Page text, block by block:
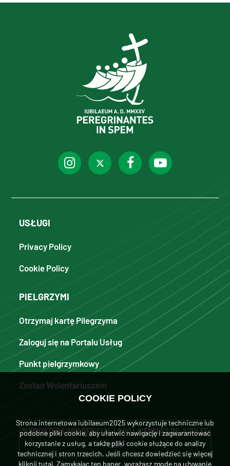
USŁUGI
Privacy Policy
Cookie Policy
PIELGRZYMI
Otrzymaj kartę Pilegrzyma
Zaloguj się na Portalu Usług
Punkt pielgrzymkowy
Zostań Wolontariuszem
SUPPORTERS AND OFFICIAL LOGO LICENSEES OF JUBILEE
2025
COOKIE POLICY
Strona internetowa iubilaeum2025 wykorzystuje techniczne lub
podobne pliki cookie, aby ułatwić nawigację i zagwarantować
korzystanie z usług, a także pliki cookie służące do analizy
technicznej i stron trzecich. Jeśli chcesz dowiedzieć się więcej
kliknij tutaj. Zamykając ten baner, wyrażasz zgodę na używanie